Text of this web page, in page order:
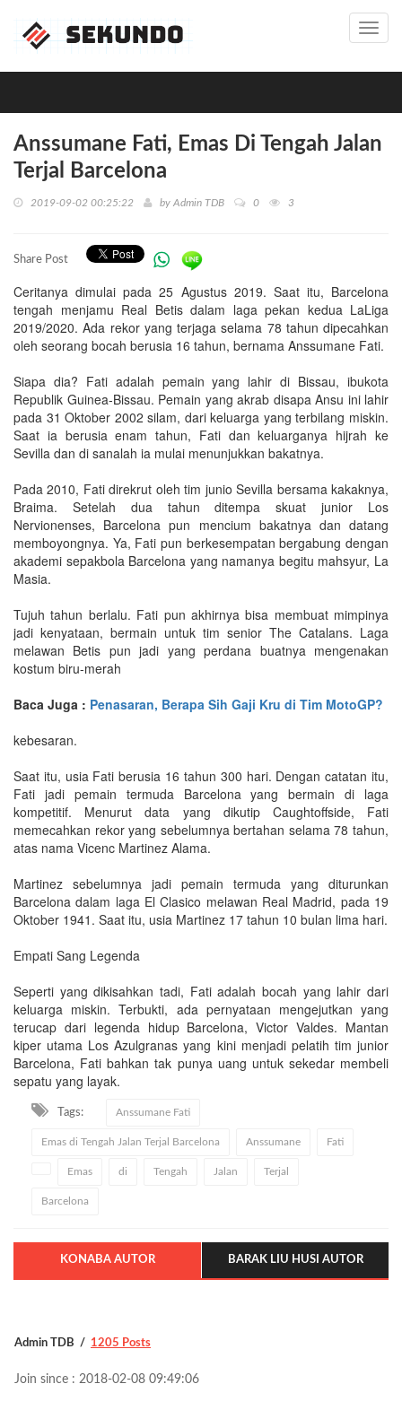
Anssumane Fati, Emas Di Tengah Jalan
Terjal Barcelona
2019-09-02 00:25:22 by Admin TDB 0 3
Share Post
Ceritanya dimulai pada 25 Agustus 2019. Saat itu, Barcelona
tengah menjamu Real Betis dalam laga pekan kedua LaLiga
2019/2020. Ada rekor yang terjaga selama 78 tahun dipecahkan
oleh seorang bocah berusia 16 tahun, bernama Anssumane Fati.
Siapa dia? Fati adalah pemain yang lahir di Bissau, ibukota
Republik Guinea-Bissau. Pemain yang akrab disapa Ansu ini lahir
pada 31 Oktober 2002 silam, dari keluarga yang terbilang miskin.
Saat ia berusia enam tahun, Fati dan keluarganya hijrah ke
Sevilla dan di sanalah ia mulai menunjukkan bakatnya.
Pada 2010, Fati direkrut oleh tim junio Sevilla bersama kakaknya,
Braima. Setelah dua tahun ditempa skuat junior Los
Nervionenses, Barcelona pun mencium bakatnya dan datang
memboyongnya. Ya, Fati pun berkesempatan bergabung dengan
akademi sepakbola Barcelona yang namanya begitu mahsyur, La
Masia.
Tujuh tahun berlalu. Fati pun akhirnya bisa membuat mimpinya
jadi kenyataan, bermain untuk tim senior The Catalans. Laga
melawan Betis pun jadi yang perdana buatnya mengenakan
kostum biru-merah
Baca Juga : Penasaran, Berapa Sih Gaji Kru di Tim MotoGP?
kebesaran.
Saat itu, usia Fati berusia 16 tahun 300 hari. Dengan catatan itu,
Fati jadi pemain termuda Barcelona yang bermain di laga
kompetitif. Menurut data yang dikutip Caughtoffside, Fati
memecahkan rekor yang sebelumnya bertahan selama 78 tahun,
atas nama Vicenc Martinez Alama.
Martinez sebelumnya jadi pemain termuda yang diturunkan
Barcelona dalam laga El Clasico melawan Real Madrid, pada 19
Oktober 1941. Saat itu, usia Martinez 17 tahun 10 bulan lima hari.
Empati Sang Legenda
Seperti yang dikisahkan tadi, Fati adalah bocah yang lahir dari
keluarga miskin. Terbukti, ada pernyataan mengejutkan yang
terucap dari legenda hidup Barcelona, Victor Valdes. Mantan
kiper utama Los Azulgranas yang kini menjadi pelatih tim junior
Barcelona, Fati bahkan tak punya uang untuk sekedar membeli
sepatu yang layak.
Tags: Anssumane Fati
Emas di Tengah Jalan Terjal Barcelona Anssumane Fati
Emas di Tengah Jalan Terjal
Barcelona
KONABA AUTOR BARAK LIU HUSI AUTOR
Admin TDB 1205 Posts
Join since : 2018-02-08 09:49:06